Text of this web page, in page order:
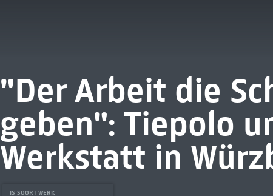
"Der Arbeit die
geben": Tiepolo
Werkstatt in
IS SOORT WERK